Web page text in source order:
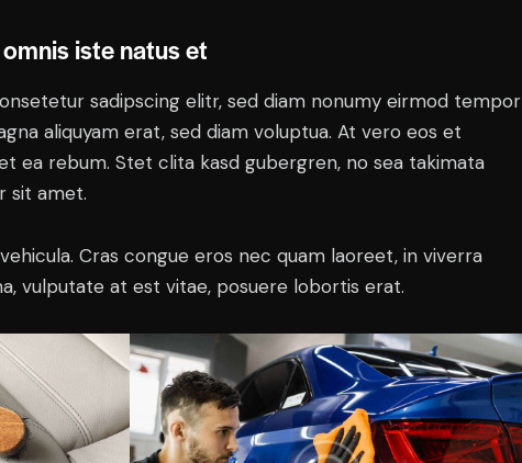
iste natus et
sadipscing elitr, sed diam nonumy eirmod tempor
aliquyam erat, sed diam voluptua. At vero eos et
ea rebum. Stet clita kasd gubergren, no sea takimata
sit amet.
Cras congue eros nec quam laoreet, in viverra
vulputate at est vitae, posuere lobortis erat.